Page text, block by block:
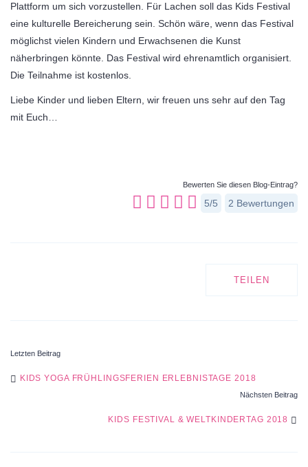
Plattform um sich vorzustellen. Für Lachen soll das Kids Festival
eine kulturelle Bereicherung sein. Schön wäre, wenn das Festival
möglichst vielen Kindern und Erwachsenen die Kunst
näherbringen könnte. Das Festival wird ehrenamtlich organisiert.
Die Teilnahme ist kostenlos.
Liebe Kinder und lieben Eltern, wir freuen uns sehr auf den Tag
mit Euch…
Bewerten Sie diesen Blog-Eintrag?
5/5 2 Bewertungen
TEILEN
POST
NAVIGATION
Letzten Beitrag
KIDS YOGA FRÜHLINGSFERIEN ERLEBNISTAGE 2018
Nächsten Beitrag
KIDS FESTIVAL & WELTKINDERTAG 2018